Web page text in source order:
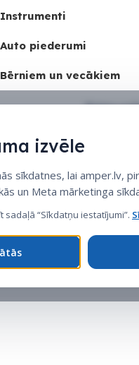
Instrumenti
Auto piederumi
Bērniem un vecākiem
izvēle
sīkdatnes, lai amper.lv,
un Meta mārketinga
“Sīkdatņu iestatījumi”.
Sīkdatņu